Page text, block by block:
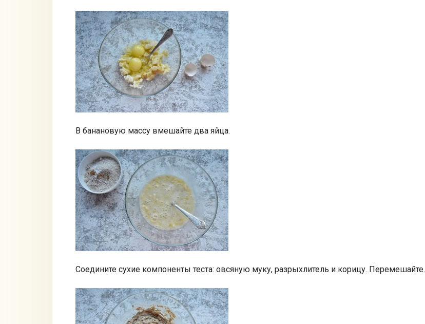
В банановую массу вмешайте два яйца.
Соедините сухие компоненты теста: овсяную муку, разрыхлитель и корицу. Перемешайте.